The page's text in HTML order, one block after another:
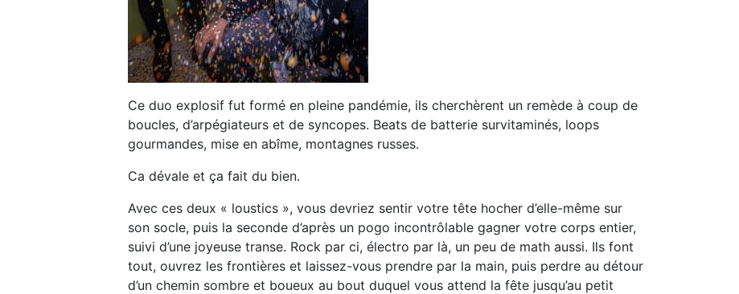
Ce duo explosif fut formé en pleine pandémie, ils cherchèrent un remède à coup de
boucles, d’arpégiateurs et de syncopes. Beats de batterie survitaminés, loops
gourmandes, mise en abîme, montagnes russes.
Ca dévale et ça fait du bien.
Avec ces deux « loustics », vous devriez sentir votre tête hocher d’elle-même sur
son socle, puis la seconde d’après un pogo incontrôlable gagner votre corps entier,
suivi d’une joyeuse transe. Rock par ci, électro par là, un peu de math aussi. Ils font
tout, ouvrez les frontières et laissez-vous prendre par la main, puis perdre au détour
d’un chemin sombre et boueux au bout duquel vous attend la fête jusqu’au petit